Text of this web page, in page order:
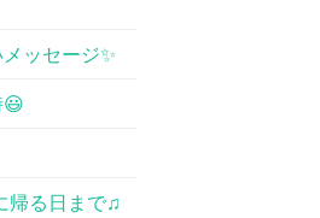
ッセージ✨
帰る日まで♫